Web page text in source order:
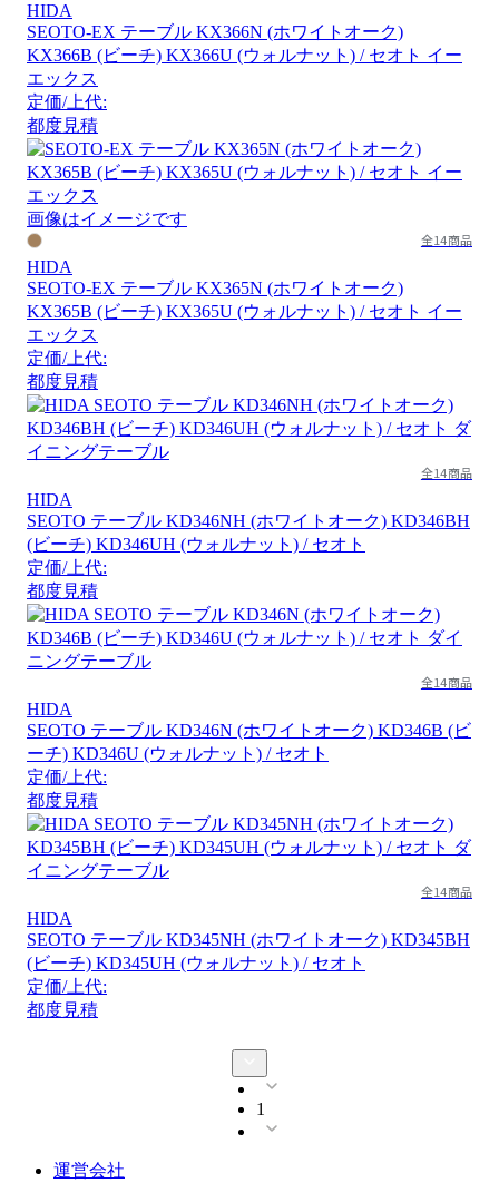
HIDA
SEOTO-EX テーブル KX366N (ホワイトオーク)
KX366B (ビーチ) KX366U (ウォルナット) / セオト イー
エックス
定価/上代:
都度見積
画像はイメージです
全14商品
HIDA
SEOTO-EX テーブル KX365N (ホワイトオーク)
KX365B (ビーチ) KX365U (ウォルナット) / セオト イー
エックス
定価/上代:
都度見積
全14商品
HIDA
SEOTO テーブル KD346NH (ホワイトオーク) KD346BH
(ビーチ) KD346UH (ウォルナット) / セオト
定価/上代:
都度見積
全14商品
HIDA
SEOTO テーブル KD346N (ホワイトオーク) KD346B (ビ
ーチ) KD346U (ウォルナット) / セオト
定価/上代:
都度見積
全14商品
HIDA
SEOTO テーブル KD345NH (ホワイトオーク) KD345BH
(ビーチ) KD345UH (ウォルナット) / セオト
定価/上代:
都度見積
1
運営会社